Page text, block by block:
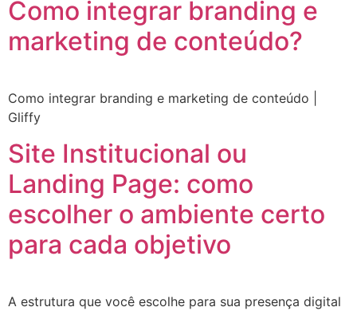
Como integrar branding e
marketing de conteúdo?
Como integrar branding e marketing de conteúdo |
Gliffy
Site Institucional ou
Landing Page: como
escolher o ambiente certo
para cada objetivo
A estrutura que você escolhe para sua presença digital